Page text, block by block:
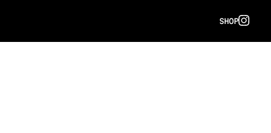
SHOP